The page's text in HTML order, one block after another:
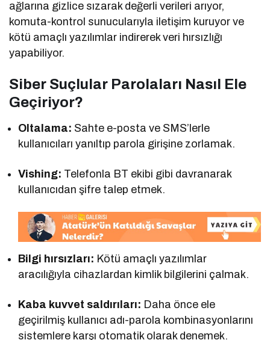
ağlarına gizlice sızarak değerli verileri arıyor,
komuta-kontrol sunucularıyla iletişim kuruyor ve
kötü amaçlı yazılımlar indirerek veri hırsızlığı
yapabiliyor.
Siber Suçlular Parolaları Nasıl Ele
Geçiriyor?
Oltalama: Sahte e-posta ve SMS’lerle
kullanıcıları yanıltıp parola girişine zorlamak.
Vishing: Telefonla BT ekibi gibi davranarak
kullanıcıdan şifre talep etmek.
Bilgi hırsızları: Kötü amaçlı yazılımlar
aracılığıyla cihazlardan kimlik bilgilerini çalmak.
Kaba kuvvet saldırıları: Daha önce ele
geçirilmiş kullanıcı adı-parola kombinasyonlarını
sistemlere karşı otomatik olarak denemek.